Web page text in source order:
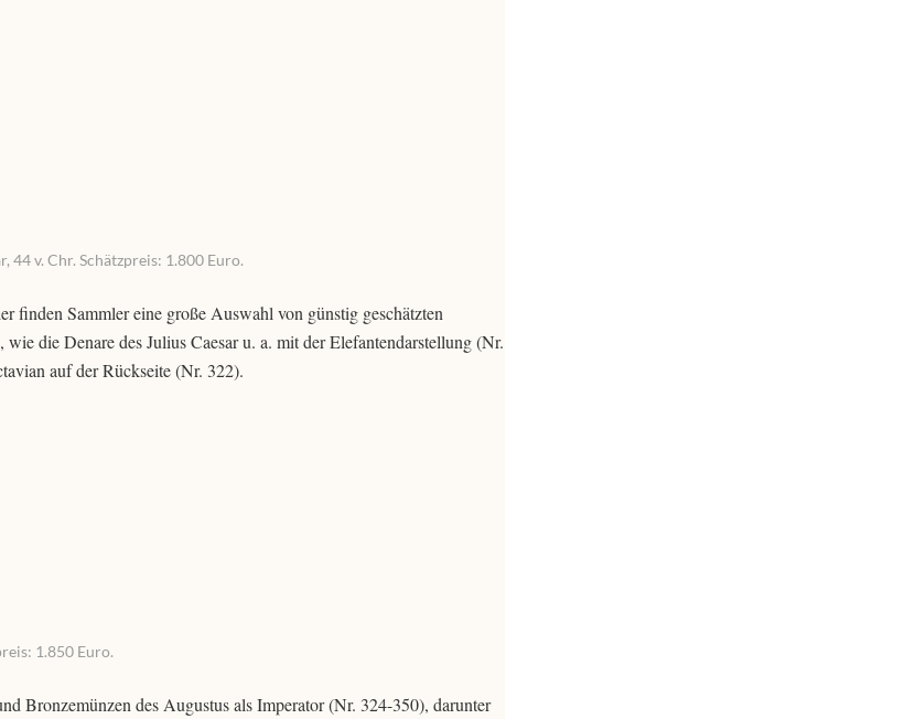
44 v. Chr. Schätzpreis: 1.800 Euro.
Sammler eine große Auswahl von günstig geschätzten
die Denare des Julius Caesar u. a. mit der Elefantendarstellung (Nr.
auf der Rückseite (Nr. 322).
1.850 Euro.
Bronzemünzen des Augustus als Imperator (Nr. 324-350), darunter